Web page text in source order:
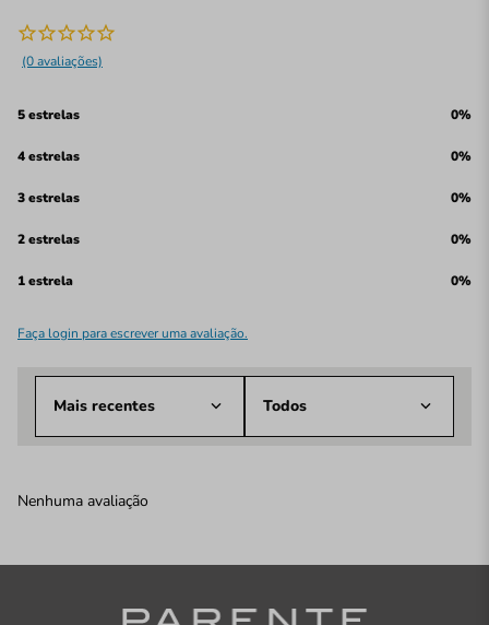
(0 avaliações)
5 estrelas 0%
4 estrelas 0%
3 estrelas 0%
2 estrelas 0%
1 estrela 0%
Faça login para escrever uma avaliação.
Mais recentes Todos
Nenhuma avaliação